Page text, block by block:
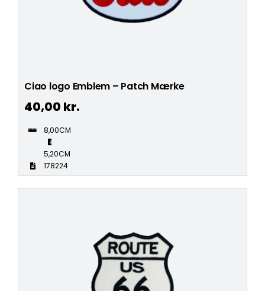
Ciao logo Emblem – Patch Mærke
40,00 kr.
8,00CM
5,20CM
178224